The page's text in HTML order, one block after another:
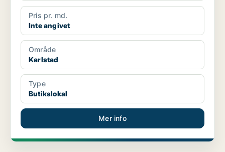
Pris pr. md.
Inte angivet
Område
Karlstad
Type
Butikslokal
Mer info